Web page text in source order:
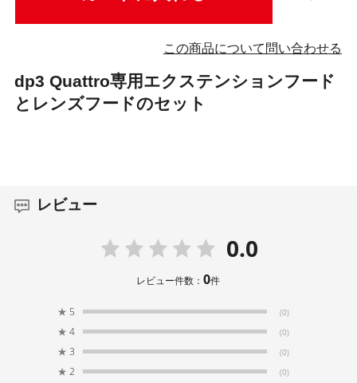
この商品について問い合わせる
dp3 Quattro専用エクステンションフード
とレンズフードのセット
レビュー
0.0
レビュー件数：0件
★ 5 (0)
★ 4 (0)
★ 3 (0)
★ 2 (0)